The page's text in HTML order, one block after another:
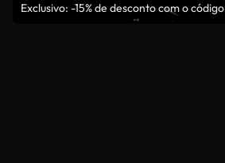
Exclusivo: -15% de desconto com o código